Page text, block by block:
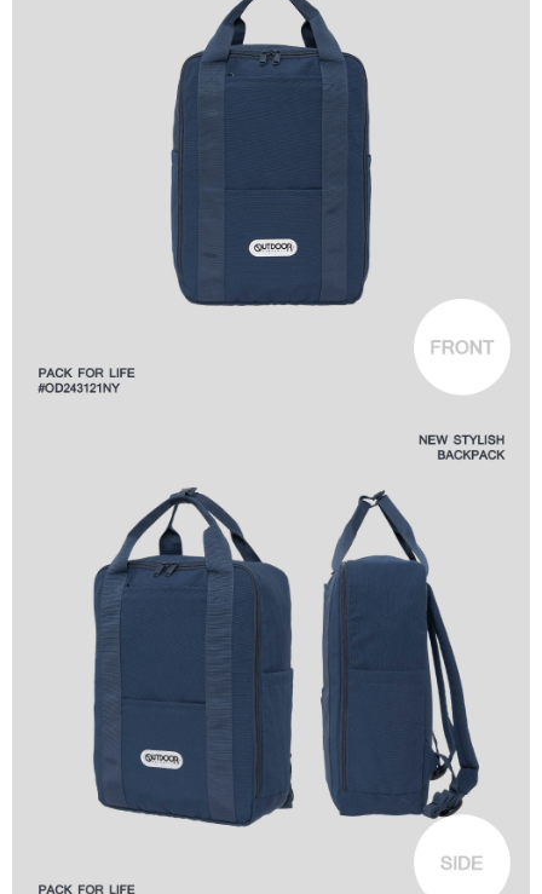
２．關於個人資料處理事宜，請瀏覽以下網址：
https://aftee.tw/terms/#terms3
３．未成年的使用者請事先徵得法定代理人或監護人之同意方可使用
「AFTEE先享後付」，若未經同意申辦者引起之損失，本公司不負相關責
４．使用「AFTEE先享後付」時，將依據個別帳號之用戶狀況，依本公司即
時審查核予不同之上限額度；若仍有額度不足之情形，本公司將視審查結果
５．嚴禁一人註冊多個帳號或使用他人資訊註冊。若發現惡意使用之情形，
恩沛科技股份有限公司將有權停止該用戶之使用額度並採取法律行動。
每筆NT$80，滿NT$1,000(含以上)免運費
每筆NT$80，滿NT$1,000(含以上)免運費